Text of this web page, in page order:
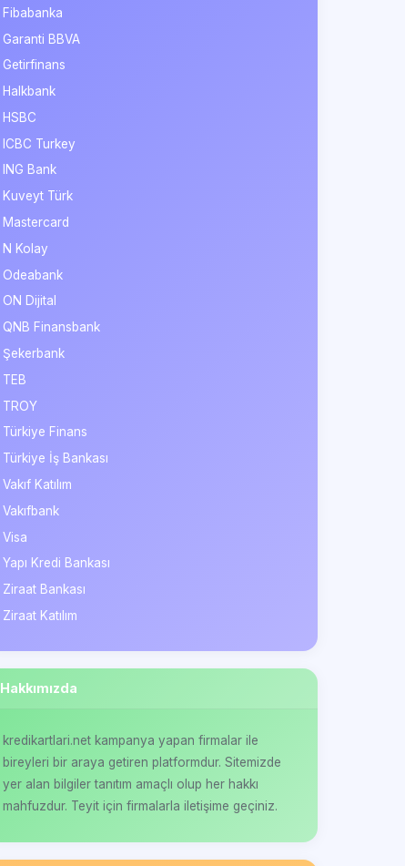
Fibabanka
Garanti BBVA
Getirfinans
Halkbank
HSBC
ICBC Turkey
ING Bank
Kuveyt Türk
Mastercard
N Kolay
Odeabank
ON Dijital
QNB Finansbank
Şekerbank
TEB
TROY
Türkiye Finans
Türkiye İş Bankası
Vakıf Katılım
Vakıfbank
Visa
Yapı Kredi Bankası
Ziraat Bankası
Ziraat Katılım
Hakkımızda
kredikartlari.net kampanya yapan firmalar ile
bireyleri bir araya getiren platformdur. Sitemizde
yer alan bilgiler tanıtım amaçlı olup her hakkı
mahfuzdur. Teyit için firmalarla iletişime geçiniz.